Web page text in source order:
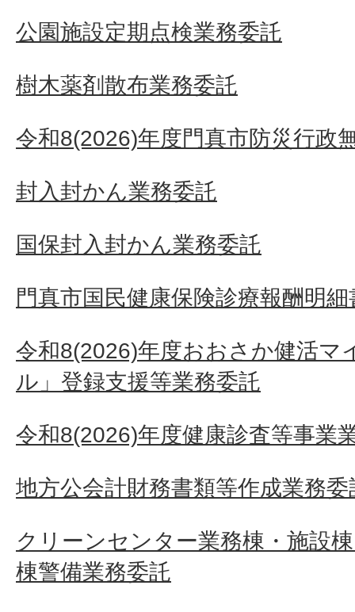
公園施設定期点検業務委託
樹木薬剤散布業務委託
令和8(2026)年度門真市防災行政
封入封かん業務委託
国保封入封かん業務委託
門真市国民健康保険診療報酬明
令和8(2026)年度おおさか健活マ
ル」登録支援等業務委託
令和8(2026)年度健康診査等事業
地方公会計財務書類等作成業務委
クリーンセンター業務棟・施設
棟警備業務委託